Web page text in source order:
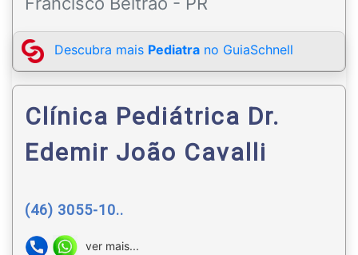
Descubra mais Pediatra no GuiaSchnell
Clínica Pediátrica Dr.
Edemir João Cavalli
(46) 3055-10..
ver mais...